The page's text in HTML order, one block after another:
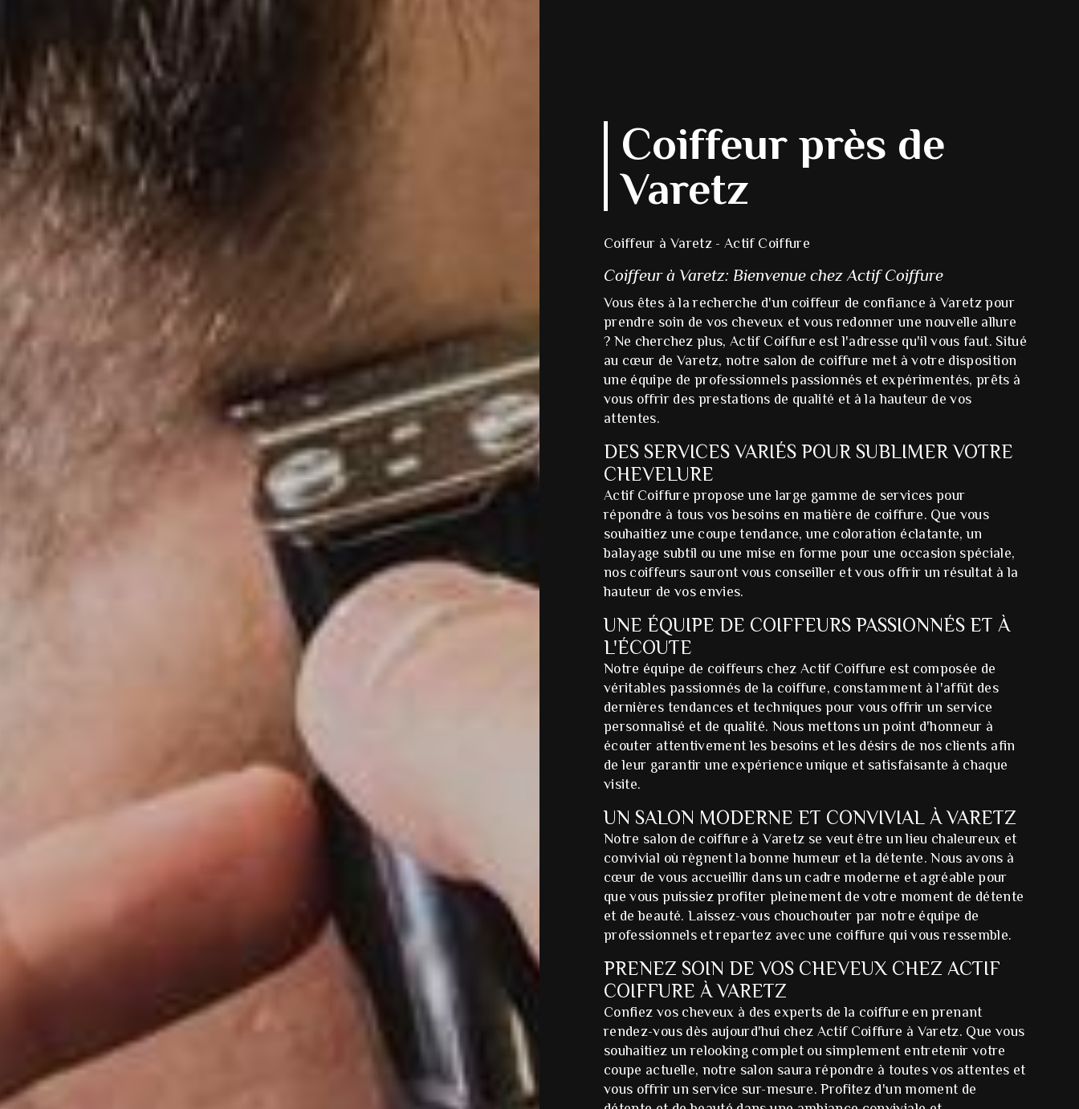
Coiffeur près de
Varetz
Coiffeur à Varetz - Actif Coiffure
Coiffeur à Varetz: Bienvenue chez Actif Coiffure
Vous êtes à la recherche d'un coiffeur de confiance à Varetz pour
prendre soin de vos cheveux et vous redonner une nouvelle allure
? Ne cherchez plus, Actif Coiffure est l'adresse qu'il vous faut. Situé
au cœur de Varetz, notre salon de coiffure met à votre disposition
une équipe de professionnels passionnés et expérimentés, prêts à
vous offrir des prestations de qualité et à la hauteur de vos
attentes.
DES SERVICES VARIÉS POUR SUBLIMER VOTRE
CHEVELURE
Actif Coiffure propose une large gamme de services pour
répondre à tous vos besoins en matière de coiffure. Que vous
souhaitiez une coupe tendance, une coloration éclatante, un
balayage subtil ou une mise en forme pour une occasion spéciale,
nos coiffeurs sauront vous conseiller et vous offrir un résultat à la
hauteur de vos envies.
UNE ÉQUIPE DE COIFFEURS PASSIONNÉS ET À
L'ÉCOUTE
Notre équipe de coiffeurs chez Actif Coiffure est composée de
véritables passionnés de la coiffure, constamment à l'affût des
dernières tendances et techniques pour vous offrir un service
personnalisé et de qualité. Nous mettons un point d'honneur à
écouter attentivement les besoins et les désirs de nos clients afin
de leur garantir une expérience unique et satisfaisante à chaque
visite.
UN SALON MODERNE ET CONVIVIAL À VARETZ
Notre salon de coiffure à Varetz se veut être un lieu chaleureux et
convivial où règnent la bonne humeur et la détente. Nous avons à
cœur de vous accueillir dans un cadre moderne et agréable pour
que vous puissiez profiter pleinement de votre moment de détente
et de beauté. Laissez-vous chouchouter par notre équipe de
professionnels et repartez avec une coiffure qui vous ressemble.
PRENEZ SOIN DE VOS CHEVEUX CHEZ ACTIF
COIFFURE À VARETZ
Confiez vos cheveux à des experts de la coiffure en prenant
rendez-vous dès aujourd'hui chez Actif Coiffure à Varetz. Que vous
souhaitiez un relooking complet ou simplement entretenir votre
coupe actuelle, notre salon saura répondre à toutes vos attentes et
vous offrir un service sur-mesure. Profitez d'un moment de